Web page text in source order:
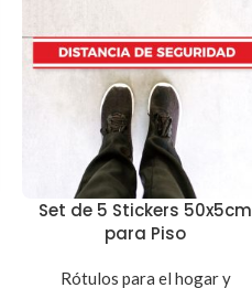
Set de 5 Stickers 50x5cm
para Piso
Rótulos para el hogar y